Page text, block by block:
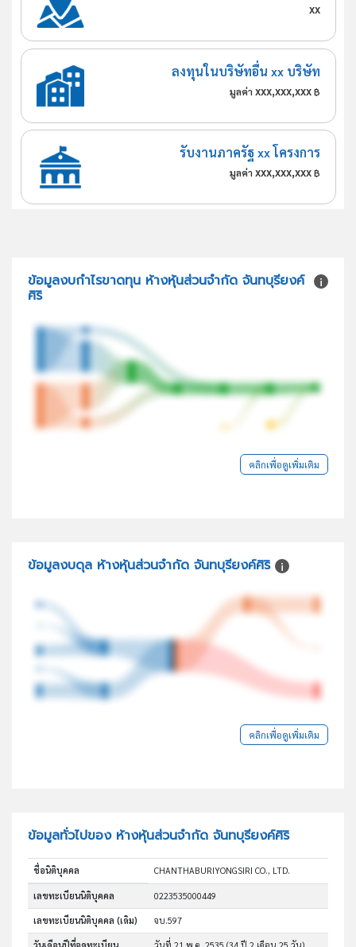
xx
ลงทุนในบริษัทอื่น xx บริษัท
มูลค่า xxx,xxx,xxx ฿
รับงานภาครัฐ xx โครงการ
มูลค่า xxx,xxx,xxx ฿
ข้อมูลงบกำไรขาดทุน ห้างหุ้นส่วนจำกัด จันทบุรียงค์
ศิริ
คลิกเพื่อดูเพิ่มเติม
ข้อมูลงบดุล ห้างหุ้นส่วนจำกัด จันทบุรียงค์ศิริ
คลิกเพื่อดูเพิ่มเติม
ข้อมูลทั่วไปของ ห้างหุ้นส่วนจำกัด จันทบุรียงค์ศิริ
ชื่อนิติบุคคล CHANTHABURIYONGSIRI CO., LTD.
เลขทะเบียนนิติบุคคล 0223535000449
เลขทะเบียนนิติบุคคล (เดิม) จบ.597